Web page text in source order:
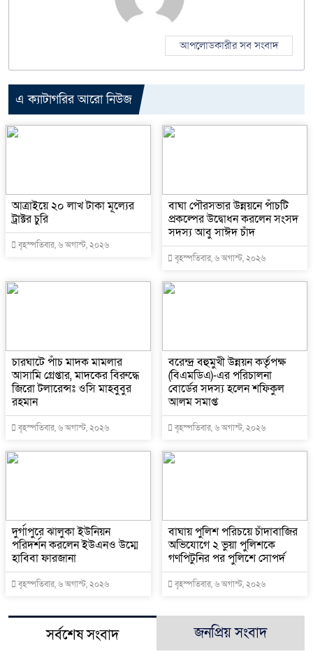
আপলোডকারীর সব সংবাদ
এ ক্যাটাগরির আরো নিউজ
আত্রাইয়ে ২০ লাখ টাকা মূল্যের
ট্রাক্টর চুরি
বৃহস্পতিবার, ৬ অগাস্ট, ২০২৬
বাঘা পৌরসভার উন্নয়নে পাঁচটি
প্রকল্পের উদ্বোধন করলেন সংসদ
সদস্য আবু সাঈদ চাঁদ
বৃহস্পতিবার, ৬ অগাস্ট, ২০২৬
চারঘাটে পাঁচ মাদক মামলার
আসামি গ্রেপ্তার, মাদকের বিরুদ্ধে
জিরো টলারেন্সঃ ওসি মাহবুবুর
রহমান
বৃহস্পতিবার, ৬ অগাস্ট, ২০২৬
বরেন্দ্র বহুমুখী উন্নয়ন কর্তৃপক্ষ
(বিএমডিএ)-এর পরিচালনা
বোর্ডের সদস্য হলেন শফিকুল
আলম সমাপ্ত
বৃহস্পতিবার, ৬ অগাস্ট, ২০২৬
দুর্গাপুরে ঝালুকা ইউনিয়ন
পরিদর্শন করলেন ইউএনও উম্মে
হাবিবা ফারজানা
বৃহস্পতিবার, ৬ অগাস্ট, ২০২৬
বাঘায় পুলিশ পরিচয়ে চাঁদাবাজির
অভিযোগে ২ ভুয়া পুলিশকে
গণপিটুনির পর পুলিশে সোপর্দ
বৃহস্পতিবার, ৬ অগাস্ট, ২০২৬
সর্বশেষ সংবাদ জনপ্রিয় সংবাদ